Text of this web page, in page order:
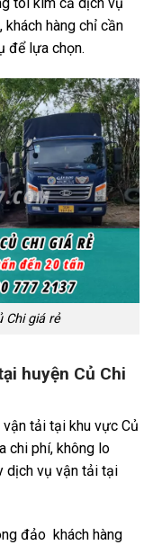
khách hàng chỉ cần
để lựa chọn.
Chi giá rẻ
huyện Củ Chi
vận tải tại khu vực Củ
chi phí, không lo
dịch vụ vận tải tại
đảo khách hàng